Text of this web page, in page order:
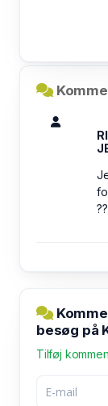
besøg på
Tilføj